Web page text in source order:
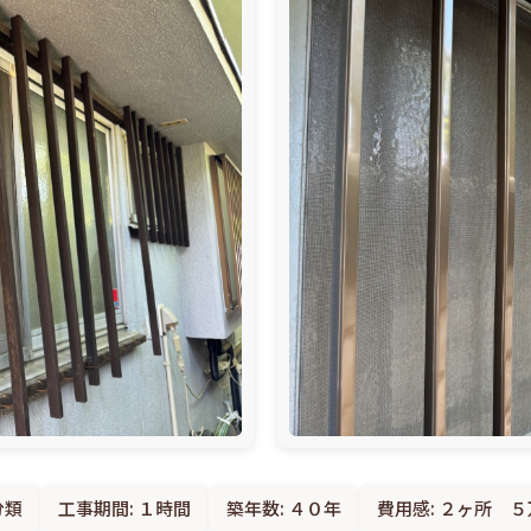
工事期間: １時間 築年数: ４０年 費用感: ２ヶ所 ５